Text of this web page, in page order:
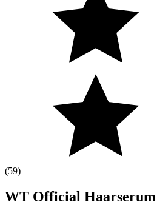
(59)
WT Official Haarserum